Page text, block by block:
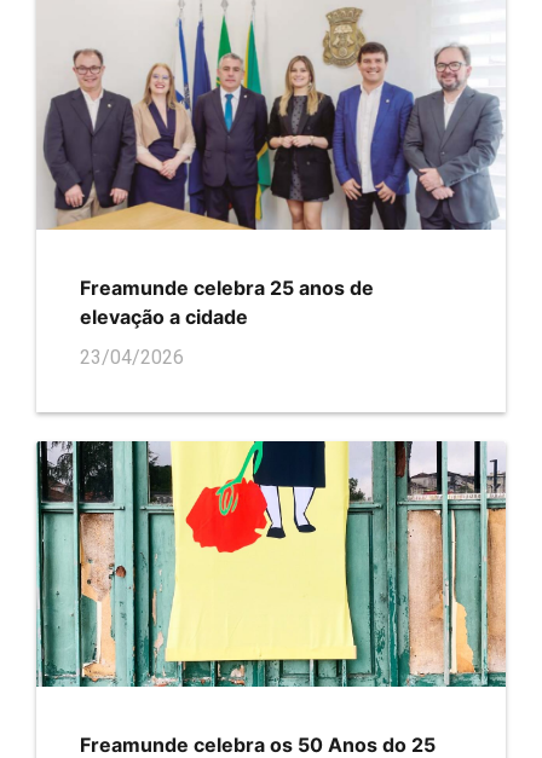
Freamunde celebra 25 anos de
elevação a cidade
23/04/2026
Freamunde celebra os 50 Anos do 25